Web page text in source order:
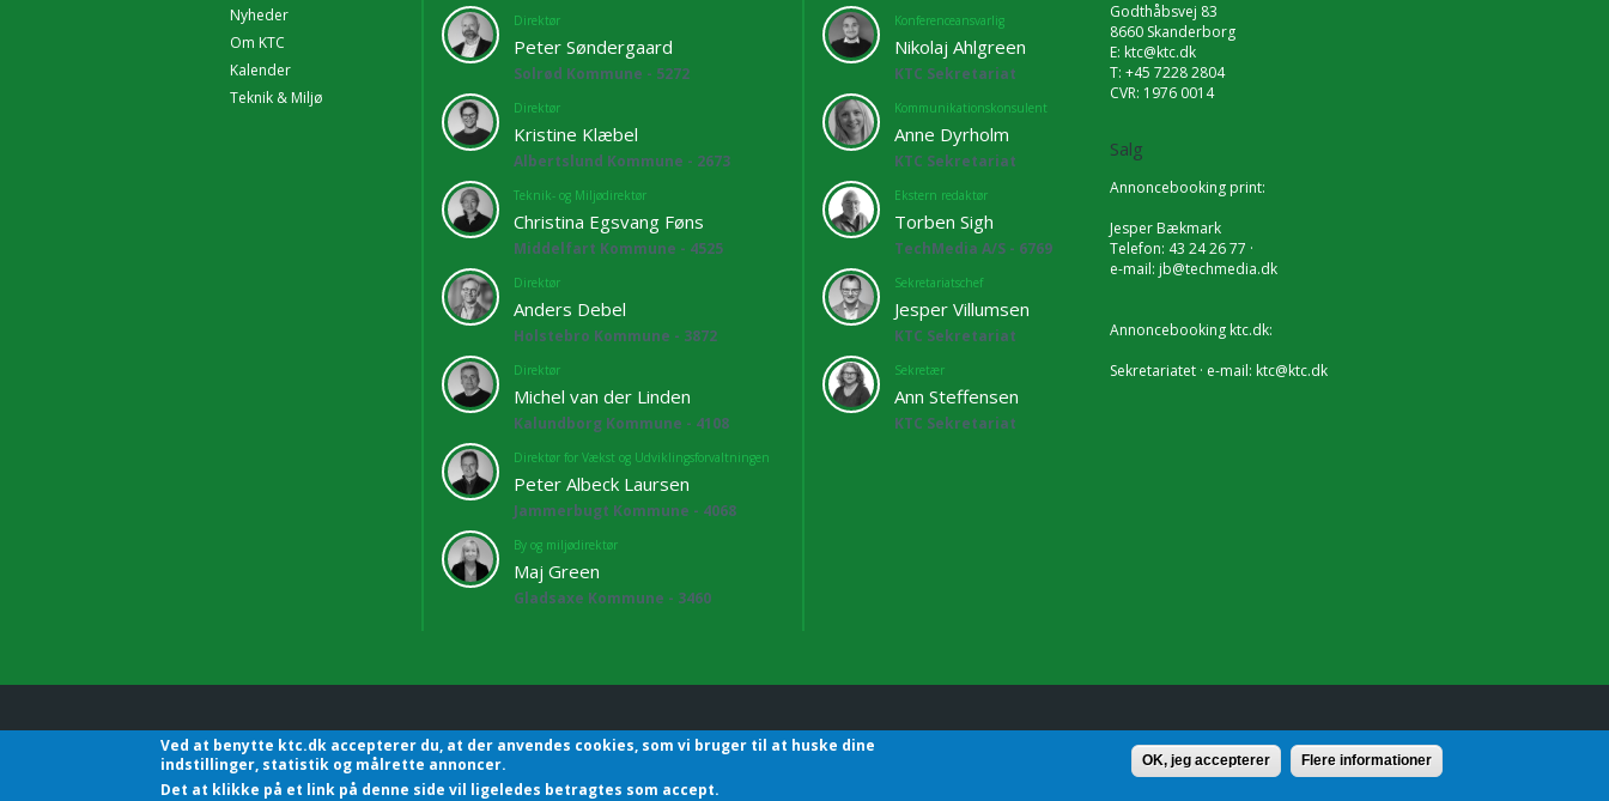
Nyheder
Om KTC
Kalender
Teknik & Miljø
Direktør
Peter Søndergaard
Solrød Kommune - 5272
Direktør
Kristine Klæbel
Albertslund Kommune - 2673
Teknik- og Miljødirektør
Christina Egsvang Føns
Middelfart Kommune - 4525
Direktør
Anders Debel
Holstebro Kommune - 3872
Direktør
Michel van der Linden
Kalundborg Kommune - 4108
Direktør for Vækst og Udviklingsforvaltningen
Peter Albeck Laursen
Jammerbugt Kommune - 4068
By og miljødirektør
Maj Green
Gladsaxe Kommune - 3460
Konferenceansvarlig
Nikolaj Ahlgreen
KTC Sekretariat
Kommunikationskonsulent
Anne Dyrholm
KTC Sekretariat
Ekstern redaktør
Torben Sigh
TechMedia A/S - 6769
Sekretariatschef
Jesper Villumsen
KTC Sekretariat
Sekretær
Ann Steffensen
KTC Sekretariat
Godthåbsvej 83
8660 Skanderborg
E: ktc@ktc.dk
T: +45 7228 2804
CVR: 1976 0014
Salg
Annoncebooking print:
Jesper Bækmark
Telefon: 43 24 26 77 ·
e-mail: jb@techmedia.dk
Annoncebooking ktc.dk:
Sekretariatet · e-mail: ktc@ktc.dk
KTC - Kommunalteknisk Chefforening | Sekretariatet | Godthåbsvej83 | 8660 Skanderborg | Tlf.: 7228 2804 |Kontakt
Ved at benytte ktc.dk accepterer du, at der anvendes cookies, som vi bruger til at huske dine
indstillinger, statistik og målrette annoncer.
Det at klikke på et link på denne side vil ligeledes betragtes som accept.
OK, jeg accepterer Flere informationer